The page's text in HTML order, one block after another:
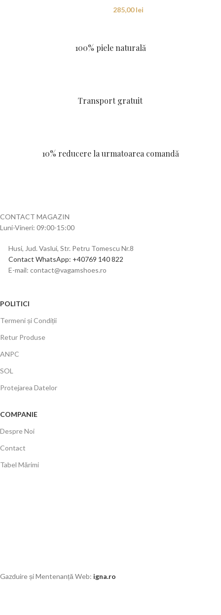
285,00lei
100% piele naturală
Transport gratuit
10% reducere la urmatoarea comandă
CONTACT MAGAZIN
Luni-Vineri: 09:00-15:00
Husi, Jud. Vaslui, Str. Petru Tomescu Nr.8
Contact WhatsApp: +40769 140 822
E-mail: contact@vagamshoes.ro
POLITICI
Termeni și Condiții
Retur Produse
ANPC
SOL
Protejarea Datelor
COMPANIE
Despre Noi
Contact
Tabel Mărimi
Gazduire și Mentenanță Web: igna.ro